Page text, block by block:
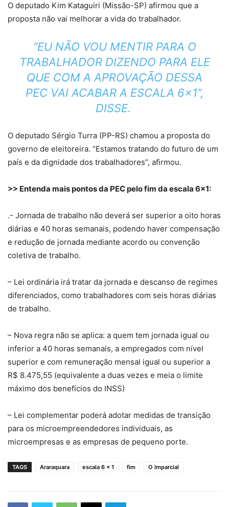
O deputado Kim Kataguiri (Missão-SP) afirmou que a
proposta não vai melhorar a vida do trabalhador.
“EU NÃO VOU MENTIR PARA O
TRABALHADOR DIZENDO PARA ELE
QUE COM A APROVAÇÃO DESSA
PEC VAI ACABAR A ESCALA 6×1”,
DISSE.
O deputado Sérgio Turra (PP-RS) chamou a proposta do
governo de eleitoreira. “Estamos tratando do futuro de um
país e da dignidade dos trabalhadores”, afirmou.
>> Entenda mais pontos da PEC pelo fim da escala 6×1:
.- Jornada de trabalho não deverá ser superior a oito horas
diárias e 40 horas semanais, podendo haver compensação
e redução de jornada mediante acordo ou convenção
coletiva de trabalho.
– Lei ordinária irá tratar da jornada e descanso de regimes
diferenciados, como trabalhadores com seis horas diárias
de trabalho.
– Nova regra não se aplica: a quem tem jornada igual ou
inferior a 40 horas semanais, a empregados com nível
superior e com remuneração mensal igual ou superior a
R$ 8.475,55 (equivalente a duas vezes e meia o limite
máximo dos benefícios do INSS)
– Lei complementar poderá adotar medidas de transição
para os microempreendedores individuais, as
microempresas e as empresas de pequeno porte.
TAGS Araraquara escala 6 x 1 fim O Imparcial